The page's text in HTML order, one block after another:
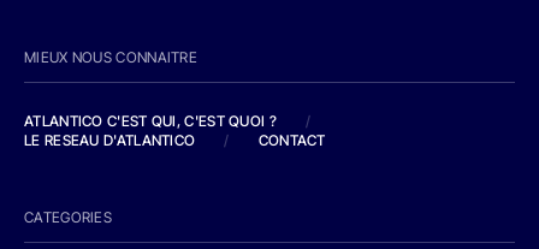
MIEUX NOUS CONNAITRE
ATLANTICO C'EST QUI, C'EST QUOI ?
/
LE RESEAU D'ATLANTICO
/ CONTACT
CATEGORIES